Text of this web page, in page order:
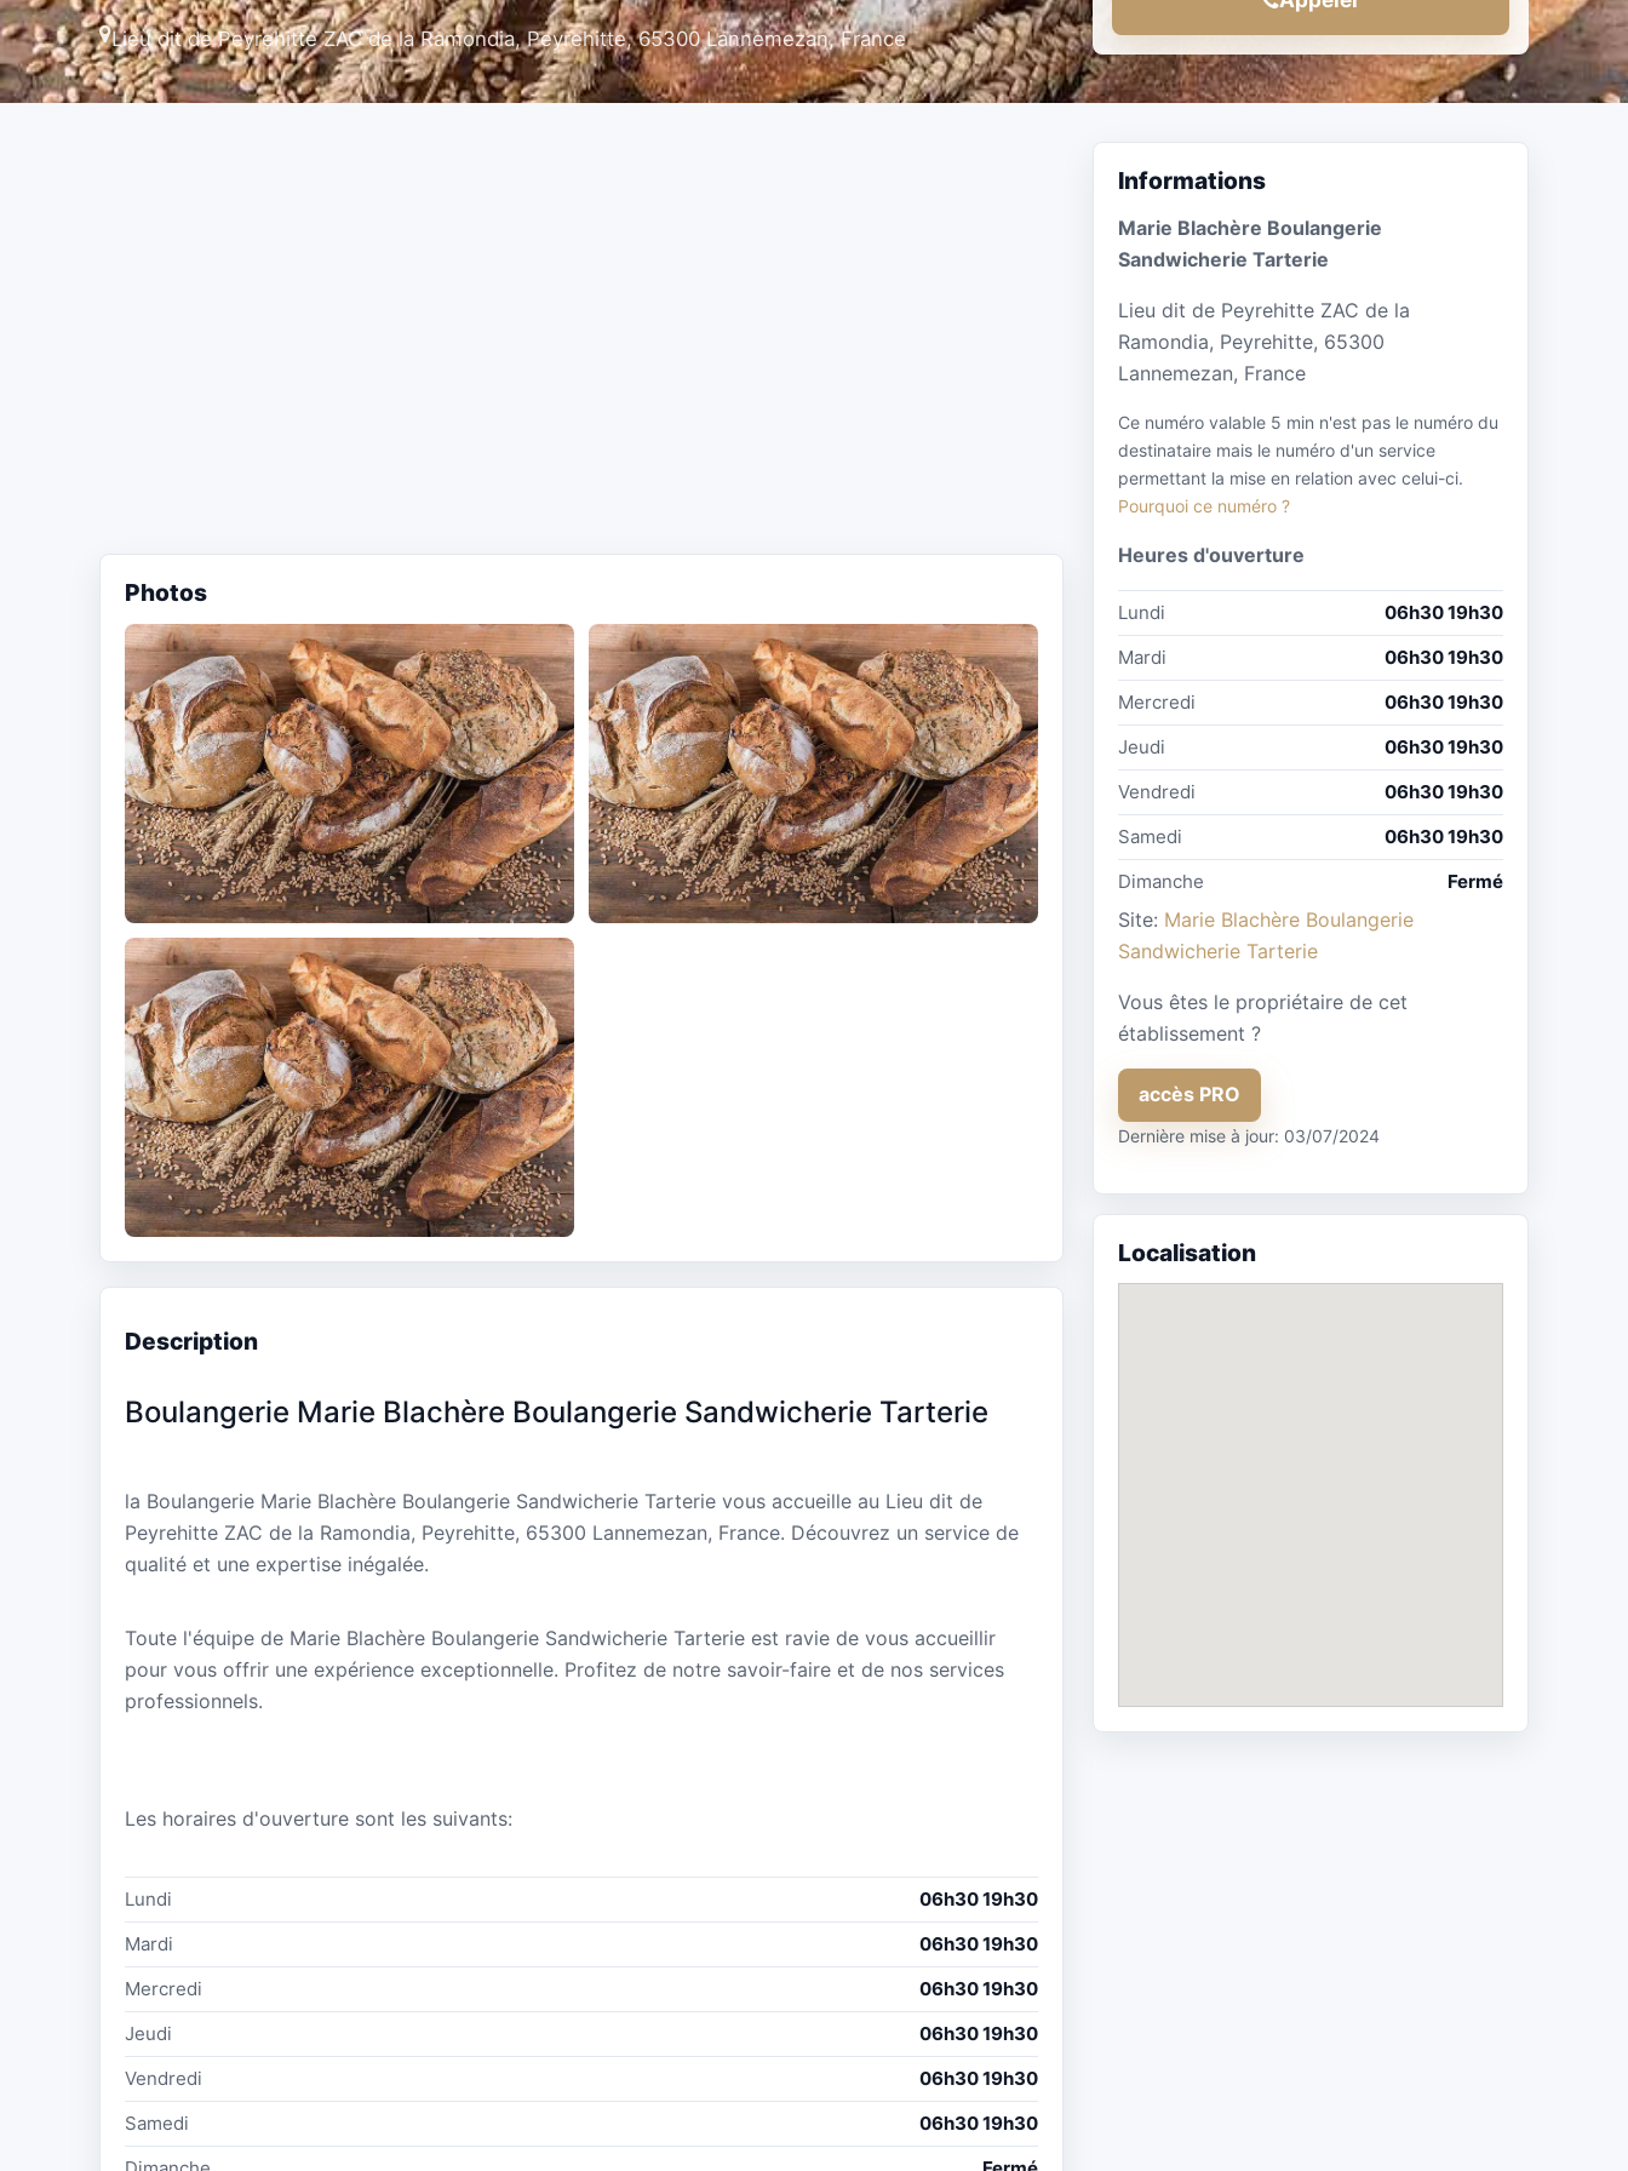
Lieu dit de Peyrehitte ZAC de la Ramondia, Peyrehitte, 65300 Lannemezan, France
Photos
Description
Boulangerie Marie Blachère Boulangerie Sandwicherie Tarterie
la Boulangerie Marie Blachère Boulangerie Sandwicherie Tarterie vous accueille au Lieu dit de
Peyrehitte ZAC de la Ramondia, Peyrehitte, 65300 Lannemezan, France. Découvrez un service de
qualité et une expertise inégalée.
Toute l'équipe de Marie Blachère Boulangerie Sandwicherie Tarterie est ravie de vous accueillir
pour vous offrir une expérience exceptionnelle. Profitez de notre savoir-faire et de nos services
professionnels.
Les horaires d'ouverture sont les suivants:
Lundi
06h30 19h30
Mardi
06h30 19h30
Mercredi
06h30 19h30
Jeudi
06h30 19h30
Vendredi
06h30 19h30
Samedi
06h30 19h30
Informations
Marie Blachère Boulangerie
Sandwicherie Tarterie
Lieu dit de Peyrehitte ZAC de la
Ramondia, Peyrehitte, 65300
Lannemezan, France
Ce numéro valable 5 min n'est pas le numéro du
destinataire mais le numéro d'un service
permettant la mise en relation avec celui-ci.
Pourquoi ce numéro ?
Heures d'ouverture
Lundi
06h30 19h30
Mardi
06h30 19h30
Mercredi
06h30 19h30
Jeudi
06h30 19h30
Vendredi
06h30 19h30
Samedi
06h30 19h30
Dimanche
Fermé
Site: Marie Blachère Boulangerie
Sandwicherie Tarterie
Vous êtes le propriétaire de cet
établissement ?
accès PRO
Dernière mise à jour: 03/07/2024
Localisation